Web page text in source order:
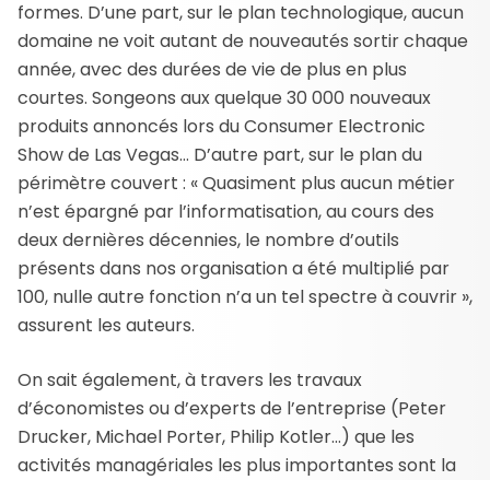
formes. D’une part, sur le plan technologique, aucun
domaine ne voit autant de nouveautés sortir chaque
année, avec des durées de vie de plus en plus
courtes. Songeons aux quelque 30 000 nouveaux
produits annoncés lors du Consumer Electronic
Show de Las Vegas… D’autre part, sur le plan du
périmètre couvert : « Quasiment plus aucun métier
n’est épargné par l’informatisation, au cours des
deux dernières décennies, le nombre d’outils
présents dans nos organisation a été multiplié par
100, nulle autre fonction n’a un tel spectre à couvrir »,
assurent les auteurs.
On sait également, à travers les travaux
d’économistes ou d’experts de l’entreprise (Peter
Drucker, Michael Porter, Philip Kotler…) que les
activités managériales les plus importantes sont la